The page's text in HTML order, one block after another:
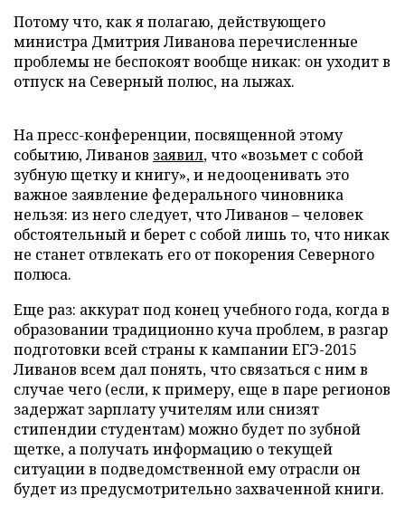
Потому что, как я полагаю, действующего
министра Дмитрия Ливанова перечисленные
проблемы не беспокоят вообще никак: он уходит в
отпуск на Северный полюс, на лыжах.
На пресс-конференции, посвященной этому
событию, Ливанов заявил, что «возьмет с собой
зубную щетку и книгу», и недооценивать это
важное заявление федерального чиновника
нельзя: из него следует, что Ливанов – человек
обстоятельный и берет с собой лишь то, что никак
не станет отвлекать его от покорения Северного
полюса.
Еще раз: аккурат под конец учебного года, когда в
образовании традиционно куча проблем, в разгар
подготовки всей страны к кампании ЕГЭ-2015
Ливанов всем дал понять, что связаться с ним в
случае чего (если, к примеру, еще в паре регионов
задержат зарплату учителям или снизят
стипендии студентам) можно будет по зубной
щетке, а получать информацию о текущей
ситуации в подведомственной ему отрасли он
будет из предусмотрительно захваченной книги.